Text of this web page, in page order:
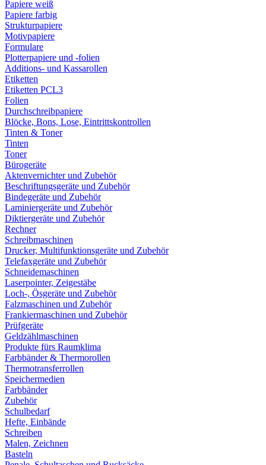
Papiere weiß
Papiere farbig
Strukturpapiere
Motivpapiere
Formulare
Plotterpapiere und -folien
Additions- und Kassarollen
Etiketten
Etiketten PCL3
Folien
Durchschreibpapiere
Blöcke, Bons, Lose, Eintrittskontrollen
Tinten & Toner
Tinten
Toner
Bürogeräte
Aktenvernichter und Zubehör
Beschriftungsgeräte und Zubehör
Bindegeräte und Zubehör
Laminiergeräte und Zubehör
Diktiergeräte und Zubehör
Rechner
Schreibmaschinen
Drucker, Multifunktionsgeräte und Zubehör
Telefaxgeräte und Zubehör
Schneidemaschinen
Laserpointer, Zeigestäbe
Loch-, Ösgeräte und Zubehör
Falzmaschinen und Zubehör
Frankiermaschinen und Zubehör
Prüfgeräte
Geldzählmaschinen
Produkte fürs Raumklima
Farbbänder & Thermorollen
Thermotransferrollen
Speichermedien
Farbbänder
Zubehör
Schulbedarf
Hefte, Einbände
Schreiben
Malen, Zeichnen
Basteln